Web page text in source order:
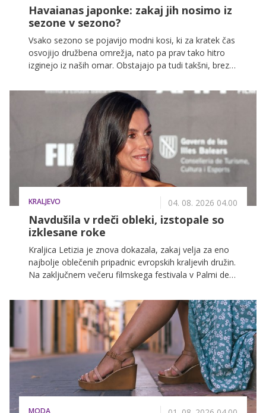
Havaianas japonke: zakaj jih nosimo iz
sezone v sezono?
Vsako sezono se pojavijo modni kosi, ki za kratek čas
osvojijo družbena omrežja, nato pa prav tako hitro
izginejo iz naših omar. Obstajajo pa tudi takšni, brez
ne glede na trende.
KRALJEVO 04. 08. 2026 04.00
Navdušila v rdeči obleki, izstopale so
izklesane roke
Kraljica Letizia je znova dokazala, zakaj velja za eno
najbolje oblečenih pripadnic evropskih kraljevih družin.
Na zaključnem večeru filmskega festivala v Palmi de
pozornosti pa so pritegnile njene izklesane roke.